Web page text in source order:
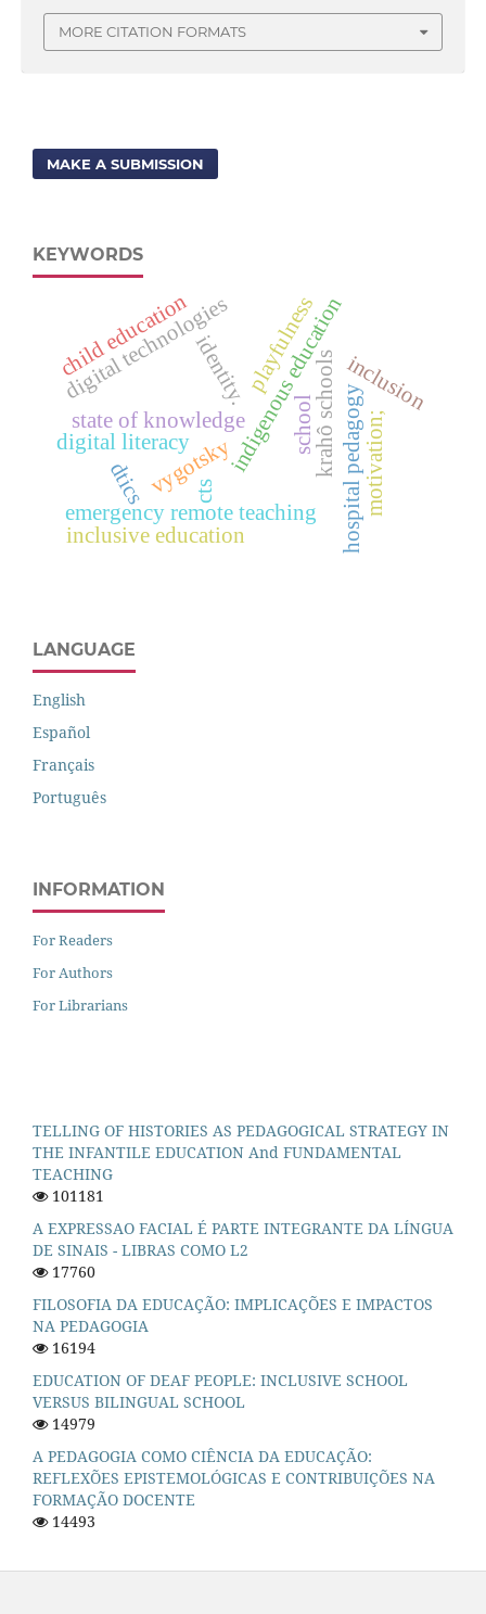
MORE CITATION FORMATS
MAKE A SUBMISSION
KEYWORDS
indigenous education
krahô schools
identity.
state of knowledge school
digital technologies
child education
vygotsky
cts
emergency remote teaching hospital pedagogy
inclusion
playfulness
inclusive education
digital literacy
dtics motivation;
LANGUAGE
English
Español
Français
Português
INFORMATION
For Readers
For Authors
For Librarians
TELLING OF HISTORIES AS PEDAGOGICAL STRATEGY IN
THE INFANTILE EDUCATION And FUNDAMENTAL
TEACHING
101181
A EXPRESSAO FACIAL É PARTE INTEGRANTE DA LÍNGUA
DE SINAIS - LIBRAS COMO L2
17760
FILOSOFIA DA EDUCAÇÃO: IMPLICAÇÕES E IMPACTOS
NA PEDAGOGIA
16194
EDUCATION OF DEAF PEOPLE: INCLUSIVE SCHOOL
VERSUS BILINGUAL SCHOOL
14979
A PEDAGOGIA COMO CIÊNCIA DA EDUCAÇÃO:
REFLEXÕES EPISTEMOLÓGICAS E CONTRIBUIÇÕES NA
FORMAÇÃO DOCENTE
14493